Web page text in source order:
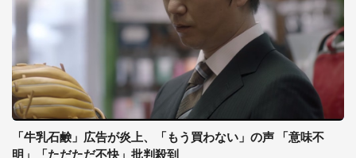
「牛乳石鹸」広告が炎上、「もう買わない」の声 「意味不
明」「ただただ不快」批判殺到